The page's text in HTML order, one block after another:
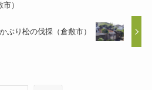
）
ぶり松の伐採（倉敷市）